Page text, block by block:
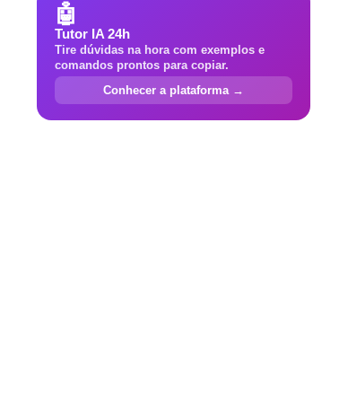
🤖
Tutor IA 24h
Tire dúvidas na hora com exemplos e
comandos prontos para copiar.
Conhecer a plataforma →